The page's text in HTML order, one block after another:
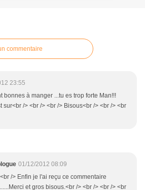
commentaire
23:55
bonnes à manger ...tu es trop forte Man!!!
sur<br /> <br /> <br /> Bisous<br /> <br /> <br
01/12/2012 08:09
/> Enfin je l'ai reçu ce commentaire
et gros bisous.<br /> <br /> <br /> <br